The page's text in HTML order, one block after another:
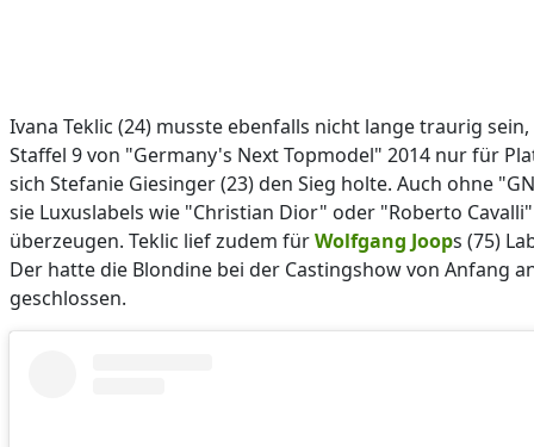
Ivana Teklic (24) musste ebenfalls nicht lange traurig
Staffel 9 von "Germany's Next Topmodel" 2014 nur für
sich Stefanie Giesinger (23) den Sieg holte. Auch ohne
sie Luxuslabels wie "Christian Dior" oder "Roberto
überzeugen. Teklic lief zudem fürWolfgang Joops (75)
Der hatte die Blondine bei der Castingshow von Anfang
geschlossen.